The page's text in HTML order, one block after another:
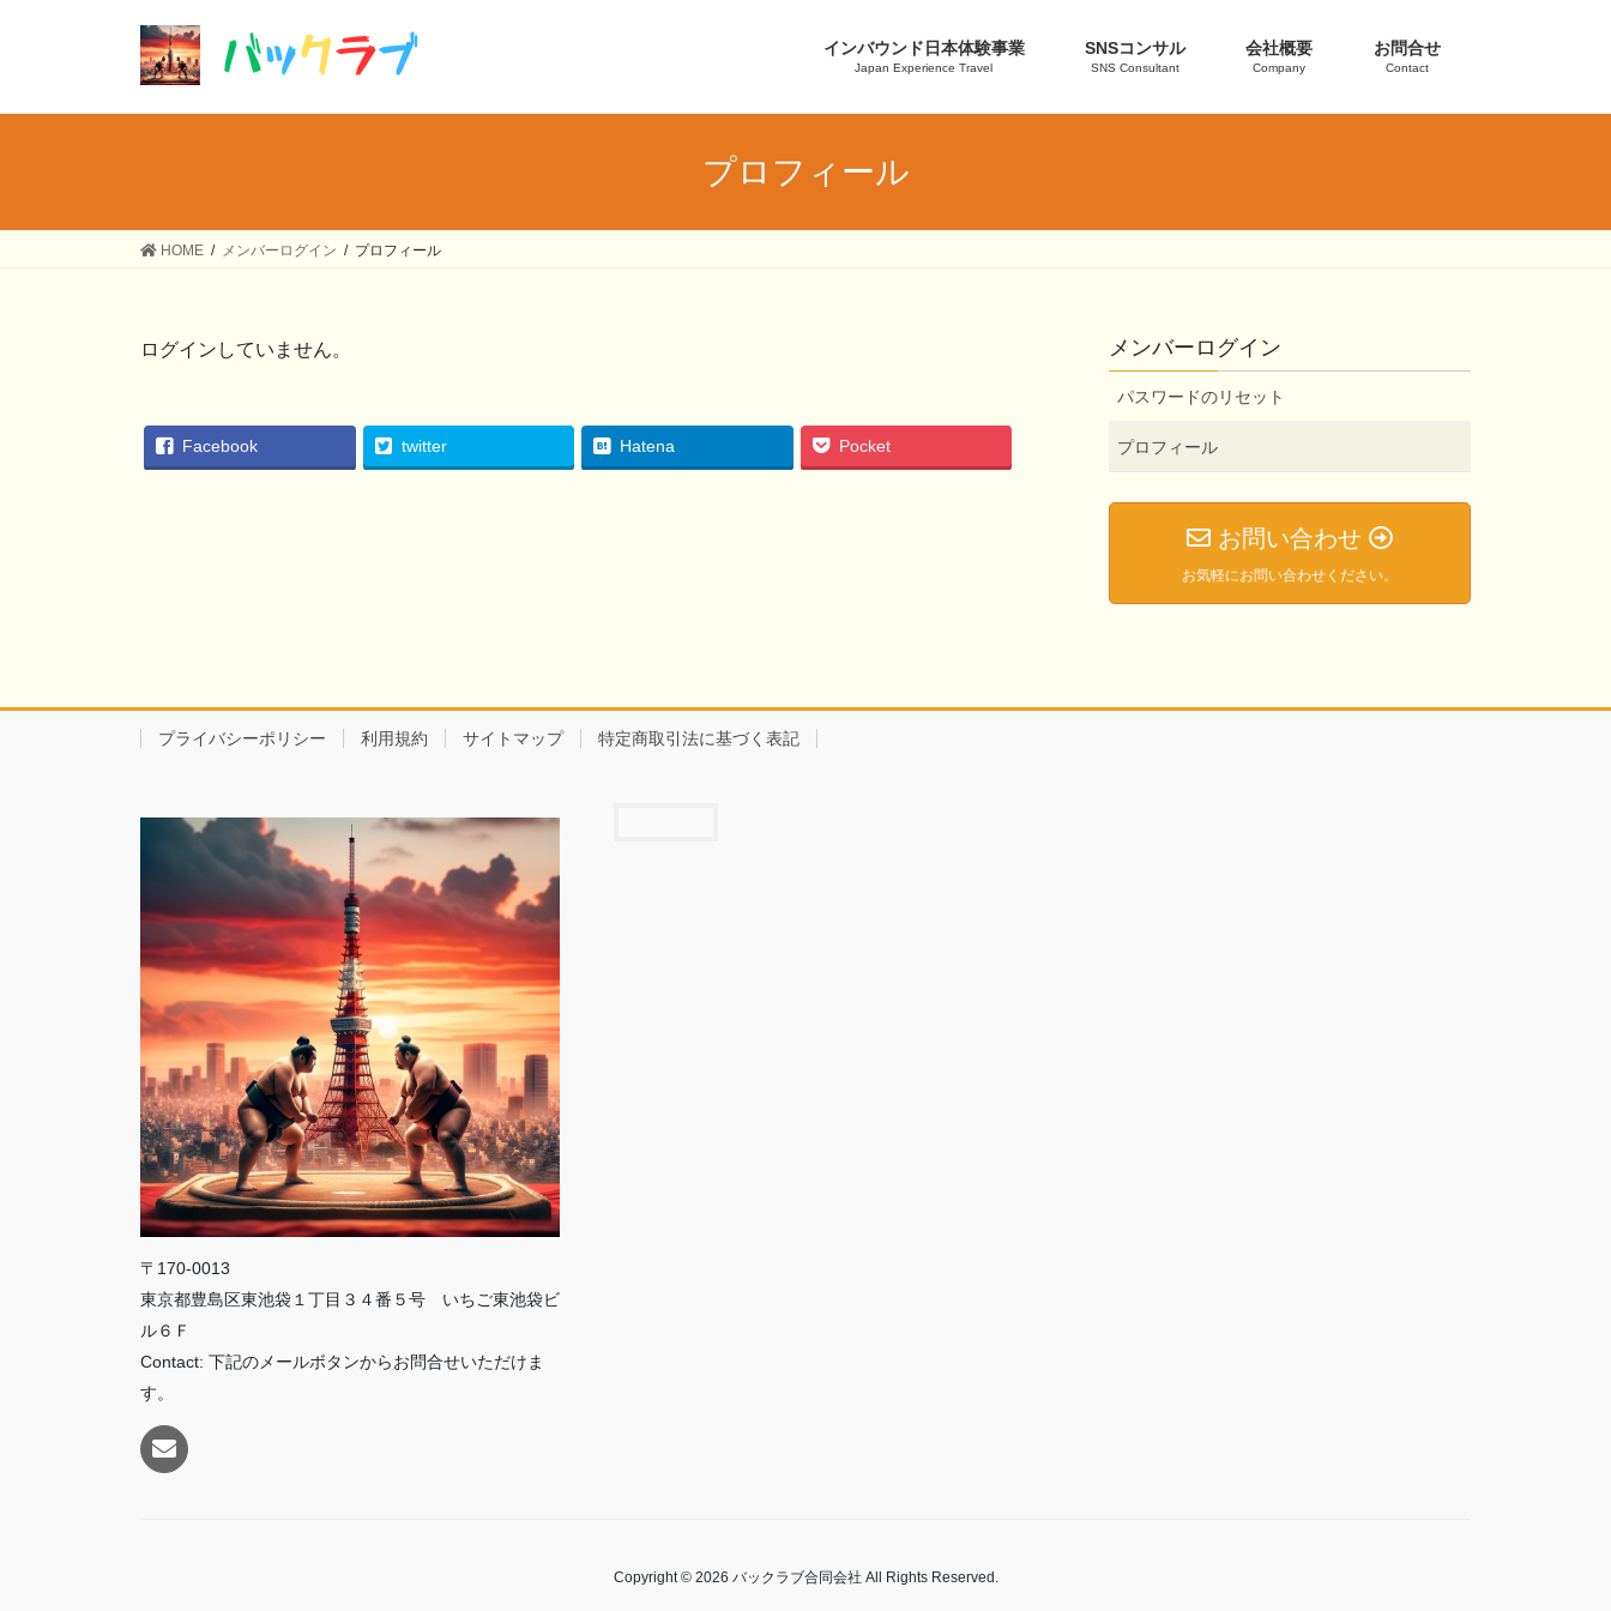
インバウンド日本体験事業
Japan Experience Travel
SNSコンサル
SNS Consultant
会社概要
Company
お問合せ
Contact
プロフィール
HOME メンバーログイン プロフィール
ログインしていません。
Facebook twitter Hatena Pocket
メンバーログイン
パスワードのリセット
プロフィール
お問い合わせ
お気軽にお問い合わせください。
プライバシーポリシー 利用規約 サイトマップ 特定商取引法に基づく表記
〒170-0013
東京都豊島区東池袋１丁目３４番５号 いちご東池袋ビ
ル６Ｆ
Contact: 下記のメールボタンからお問合せいただけま
す。
Copyright © 2026 バックラブ合同会社 All Rights Reserved.